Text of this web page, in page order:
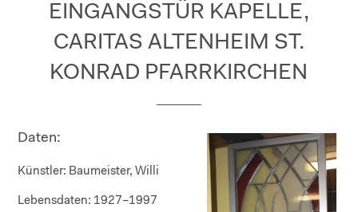
EINGANGSTÜR KAPELLE,
CARITAS ALTENHEIM ST.
KONRAD PFARRKIRCHEN
Daten:
Künstler: Baumeister, Willi
Lebensdaten: 1927–1997